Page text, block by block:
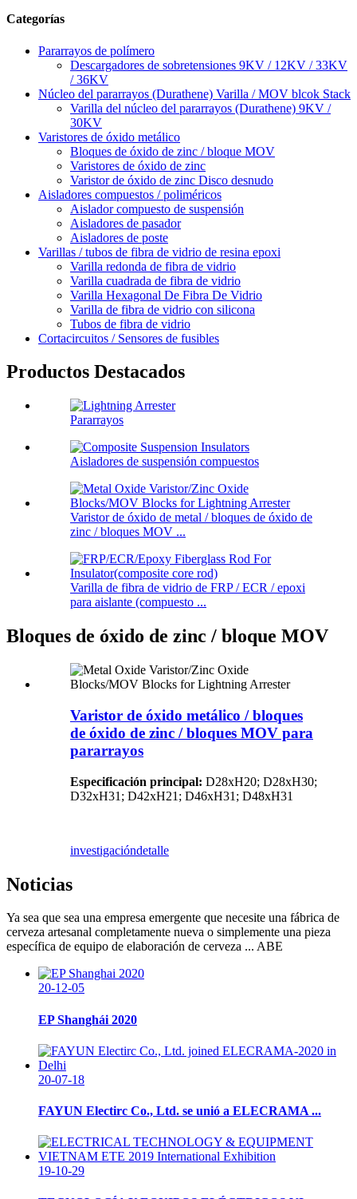
Categorías
Pararrayos de polímero
Descargadores de sobretensiones 9KV / 12KV / 33KV
/ 36KV
Núcleo del pararrayos (Durathene) Varilla / MOV blcok Stack
Varilla del núcleo del pararrayos (Durathene) 9KV /
30KV
Varistores de óxido metálico
Bloques de óxido de zinc / bloque MOV
Varistores de óxido de zinc
Varistor de óxido de zinc Disco desnudo
Aisladores compuestos / poliméricos
Aislador compuesto de suspensión
Aisladores de pasador
Aisladores de poste
Varillas / tubos de fibra de vidrio de resina epoxi
Varilla redonda de fibra de vidrio
Varilla cuadrada de fibra de vidrio
Varilla Hexagonal De Fibra De Vidrio
Varilla de fibra de vidrio con silicona
Tubos de fibra de vidrio
Cortacircuitos / Sensores de fusibles
Productos Destacados
Pararrayos
Aisladores de suspensión compuestos
Varistor de óxido de metal / bloques de óxido de
zinc / bloques MOV ...
Varilla de fibra de vidrio de FRP / ECR / epoxi
para aislante (compuesto ...
Bloques de óxido de zinc / bloque MOV
Varistor de óxido metálico / bloques
de óxido de zinc / bloques MOV para
pararrayos
Especificación principal: D28xH20; D28xH30;
D32xH31; D42xH21; D46xH31; D48xH31
investigacióndetalle
Noticias
Ya sea que sea una empresa emergente que necesite una fábrica de
cerveza artesanal completamente nueva o simplemente una pieza
específica de equipo de elaboración de cerveza ... ABE
20-12-05
EP Shanghái 2020
20-07-18
FAYUN Electirc Co., Ltd. se unió a ELECRAMA ...
19-10-29